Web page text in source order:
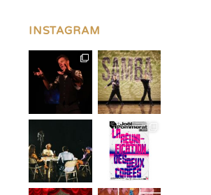
INSTAGRAM